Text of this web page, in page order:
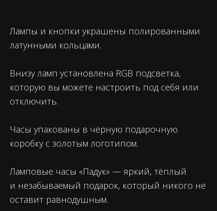
Лампы и кнопки украшены полированными
латунными кольцами.
Внизу ламп установлена RGB подсветка,
которую вы можете настроить под себя или
отключить.
Часы упакованы в чёрную подарочную
коробку с золотым логотипом.
Ламповые часы «Падук» — яркий, тёплый
и незабываемый подарок, который никого не
оставит равнодушным.